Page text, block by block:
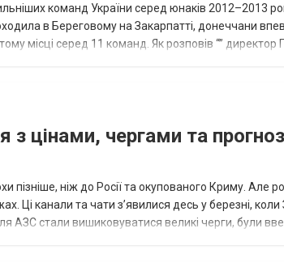
команд України серед юнаків 2012–2013
в Береговому на Закарпатті, донеччани
місці серед 11 команд. Як розповів “” директор
з цінами, чергами та прогноз
ніж до Росії та окупованого Криму. Але
Ці канали та чати з’явилися десь у березні,
АЗС стали вишиковуватися великі черги, були